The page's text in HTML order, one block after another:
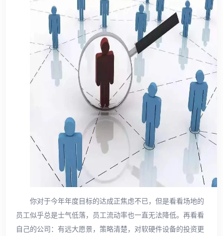
你对于今年年度目标的达成正焦虑不已，但是看看场地的
员工似乎总是士气低落，员工流动率也一直无法降低。再看看
自己的公司：有远大愿景，策略清楚，对软硬件设备的投资更